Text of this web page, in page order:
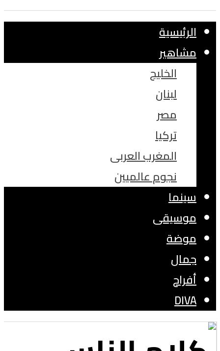
الرئيسية
مشاهير
الخليج
لبنان
مصر
تركيا
المغرب العربى
نجوم عالميين
سينما
موسيقى
موضة
جمال
أفراح
DIVA